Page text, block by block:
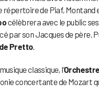
répertoire de Piaf, Montand
célèbrera avec le public
par son Jacques de père.
Pretto.
classique, l’
concertante de Mozart